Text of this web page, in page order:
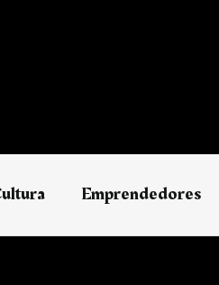
Emprendedores